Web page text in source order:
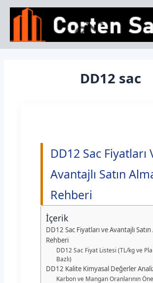
İçeriğe
DD12 sac
DD12 Sac Fiyatları
Avantajlı Satın
Rehberi
İçerik
DD12 Sac Fiyatları ve Avantajlı
Rehberi
DD12 Sac Fiyat Listesi (TL/kg ve
Bazlı)
DD12 Kalite Kimyasal Değerler
Karbon ve Mangan Oranlarının